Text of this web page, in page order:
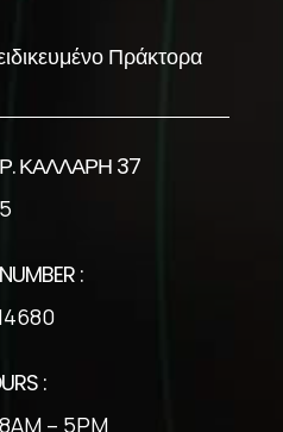
Πράκτορα
ΚΑΛΛΑΡΗ 37
:
:
– 5PM